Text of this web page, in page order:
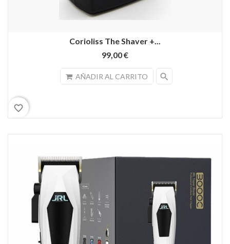
Corioliss The Shaver +...
99,00 €
AÑADIR AL CARRITO search
favorite_border